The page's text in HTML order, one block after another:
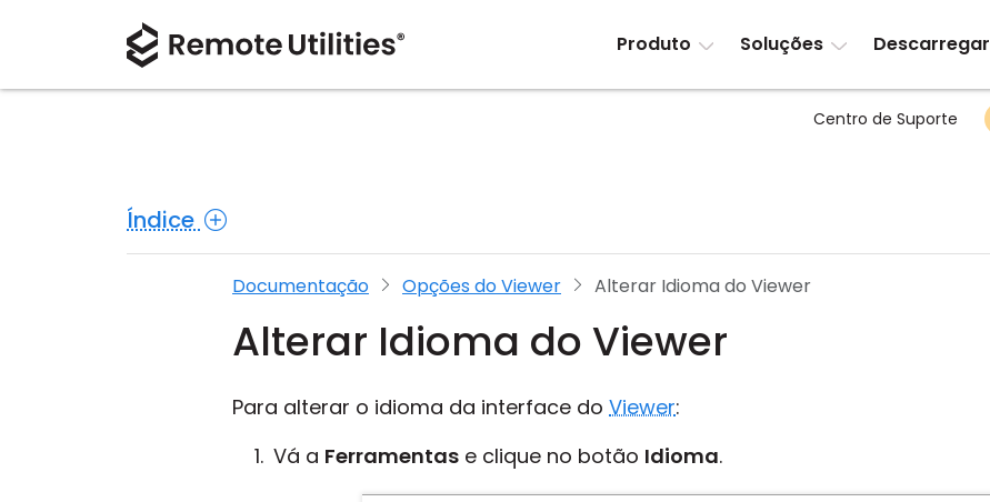
Produto Soluções Descarregar
Centro de Suporte
Índice
Documentação Opções do Viewer Alterar Idioma do Viewer
Alterar Idioma do Viewer
Para alterar o idioma da interface do Viewer:
Vá a Ferramentas e clique no botão Idioma.